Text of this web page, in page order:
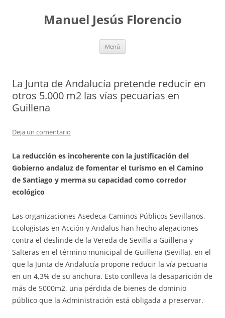
contenidoManuel Jesús Florencio
Menú
La Junta de Andalucía pretende reducir en
otros 5.000 m2 las vías pecuarias en
Guillena
Deja un comentario
La reducción es incoherente con la justificación del
Gobierno andaluz de fomentar el turismo en el Camino
de Santiago y merma su capacidad como corredor
ecológico
Las organizaciones Asedeca-Caminos Públicos Sevillanos,
Ecologistas en Acción y Andalus han hecho alegaciones
contra el deslinde de la Vereda de Sevilla a Guillena y
Salteras en el término municipal de Guillena (Sevilla), en el
que la Junta de Andalucía propone reducir la vía pecuaria
en un 4,3% de su anchura. Esto conlleva la desaparición de
más de 5000m2, una pérdida de bienes de dominio
público que la Administración está obligada a preservar.